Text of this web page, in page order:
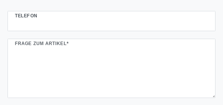
TELEFON
FRAGE ZUM ARTIKEL*